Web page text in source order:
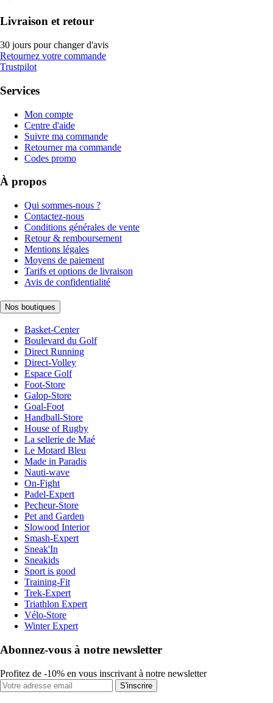
Livraison et retour
30 jours pour changer d'avis
Retournez votre commande
Trustpilot
Services
Mon compte
Centre d'aide
Suivre ma commande
Retourner ma commande
Codes promo
À propos
Qui sommes-nous ?
Contactez-nous
Conditions générales de vente
Retour & remboursement
Mentions légales
Moyens de paiement
Tarifs et options de livraison
Avis de confidentialité
Nos boutiques
Basket-Center
Boulevard du Golf
Direct Running
Direct-Volley
Espace Golf
Foot-Store
Galop-Store
Goal-Foot
Handball-Store
House of Rugby
La sellerie de Maé
Le Motard Bleu
Made in Paradis
Nauti-wave
On-Fight
Padel-Expert
Pecheur-Store
Pet and Garden
Slowood Interior
Smash-Expert
Sneak'In
Sneakids
Sport is good
Training-Fit
Trek-Expert
Triathlon Expert
Vélo-Store
Winter Expert
Abonnez-vous à notre newsletter
Profitez de -10% en vous inscrivant à notre newsletter
S'inscrire